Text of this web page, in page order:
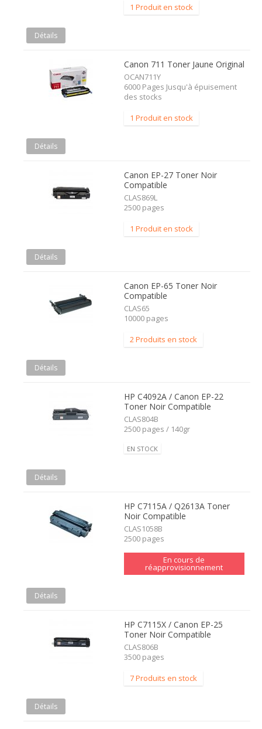
1 Produit en stock
Détails
Canon 711 Toner Jaune Original
OCAN711Y
6000 Pages Jusqu'à épuisement
des stocks
1 Produit en stock
Détails
Canon EP-27 Toner Noir
Compatible
CLAS869L
2500 pages
1 Produit en stock
Détails
Canon EP-65 Toner Noir
Compatible
CLAS65
10000 pages
2 Produits en stock
Détails
HP C4092A / Canon EP-22
Toner Noir Compatible
CLAS804B
2500 pages / 140gr
EN STOCK
Détails
HP C7115A / Q2613A Toner
Noir Compatible
CLAS1058B
2500 pages
En cours de
réapprovisionnement
Détails
HP C7115X / Canon EP-25
Toner Noir Compatible
CLAS806B
3500 pages
7 Produits en stock
Détails